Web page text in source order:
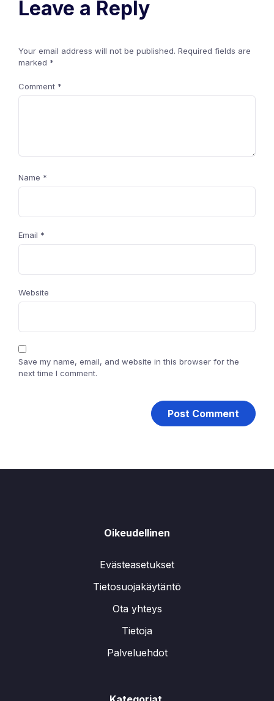
Leave a Reply
Your email address will not be published. Required fields are
marked *
Comment *
Name *
Email *
Website
Save my name, email, and website in this browser for the
next time I comment.
Oikeudellinen
Evästeasetukset
Tietosuojakäytäntö
Ota yhteys
Tietoja
Palveluehdot